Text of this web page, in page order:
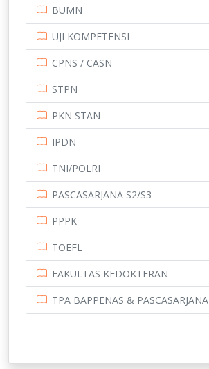
UNIVERSITAS AIRLANGGA
UNIVERSITAS CENDRAWASIH
UNIVERSITAS JEMBER
BUMN
UJI KOMPETENSI
CPNS / CASN
STPN
PKN STAN
IPDN
TNI/POLRI
PASCASARJANA S2/S3
PPPK
TOEFL
FAKULTAS KEDOKTERAN
TPA BAPPENAS & PASCASARJANA